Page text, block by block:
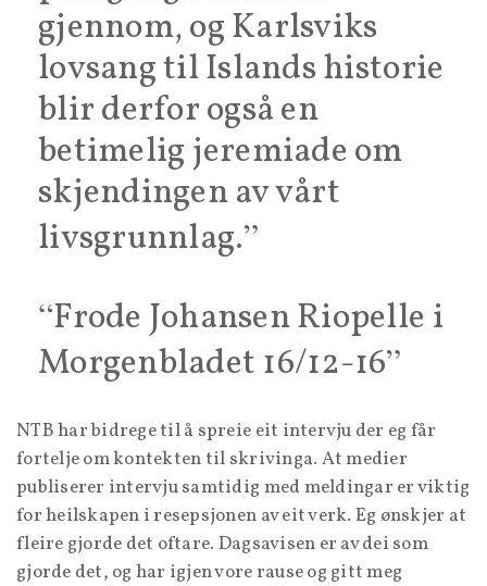
gjennom, og Karlsviks
lovsang til Islands historie
blir derfor også en
betimelig jeremiade om
skjendingen av vårt
livsgrunnlag.
Frode Johansen Riopelle i
Morgenbladet 16/12-16
NTB har bidrege til å spreie eit intervju der eg får
fortelje om kontekten til skrivinga. At medier
publiserer intervju samtidig med meldingar er viktig
for heilskapen i resepsjonen av eit verk. Eg ønskjer at
fleire gjorde det oftare. Dagsavisen er av dei som
gjorde det, og har igjen vore rause og gitt meg